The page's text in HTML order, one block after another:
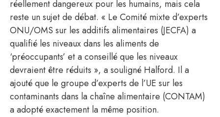
réellement dangereux pour les humains, mais cela
reste un sujet de débat. « Le Comité mixte d’experts
ONU/OMS sur les additifs alimentaires (JECFA) a
qualifié les niveaux dans les aliments de
‘préoccupants’ et a conseillé que les niveaux
devraient être réduits », a souligné Halford. Il a
ajouté que le groupe d’experts de l’UE sur les
contaminants dans la chaîne alimentaire (CONTAM)
a adopté exactement la même position.